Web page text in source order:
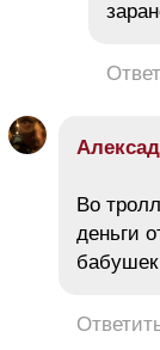
Во
деньги